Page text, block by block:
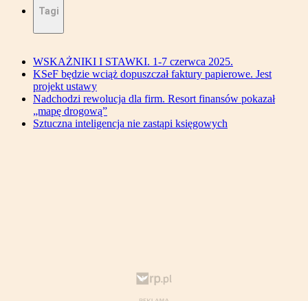
Tagi
WSKAŻNIKI I STAWKI. 1-7 czerwca 2025.
KSeF będzie wciąż dopuszczał faktury papierowe. Jest
projekt ustawy
Nadchodzi rewolucja dla firm. Resort finansów pokazał
„mapę drogową”
Sztuczna inteligencja nie zastąpi księgowych